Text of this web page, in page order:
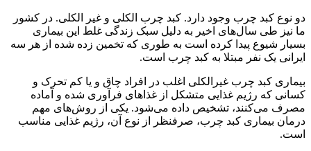
دو نوع کبد چرب وجود دارد. کبد چرب الکلی و غیر الکلی. در کشور
ما نیز طی سال‌های اخیر به دلیل سبک زندگی غلط این بیماری
بسیار شیوع پیدا کرده است به طوری که تخمین زده شده از هر سه
ایرانی یک نفر مبتلا به کبد چرب است.
بیماری کبد چرب غیرالکلی اغلب در افراد چاق و یا کم تحرک و
کسانی که رژیم غذایی متشکل از غذا‌های فرآوری شده و آماده
مصرف می‌کنند، تشخیص داده می‌شود. یکی از روش‌های مهم
درمان بیماری کبد چرب، صرفنظر از نوع آن، رژیم غذایی مناسب
است.